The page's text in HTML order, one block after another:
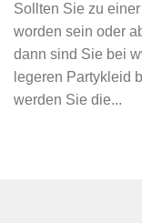
Sollten Sie zu
worden sein oder
dann sind Sie bei
legeren Partykleid
werden Sie die...